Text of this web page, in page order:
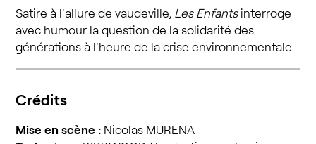
Satire à l'allure de vaudeville, Les Enfantsinterroge
avec humour la question de la solidarité des
générations à l'heure de la crise environnementale.
Crédits
Mise en scène : Nicolas MURENA